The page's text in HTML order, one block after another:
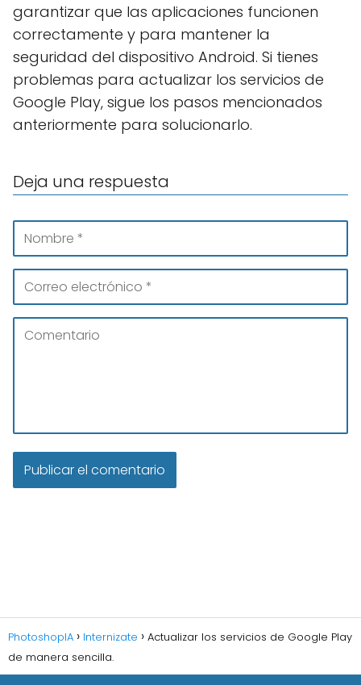
garantizar que las aplicaciones funcionen
correctamente y para mantener la
seguridad del dispositivo Android. Si tienes
problemas para actualizar los servicios de
Google Play, sigue los pasos mencionados
anteriormente para solucionarlo.
Deja una respuesta
PhotoshopIA Internizate
Actualizar los servicios de Google Play
de manera sencilla.